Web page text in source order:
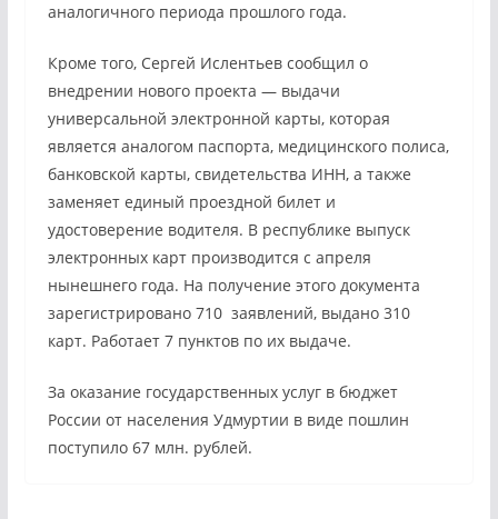
аналогичного периода прошлого года.
Кроме того, Сергей Ислентьев сообщил о
внедрении нового проекта — выдачи
универсальной электронной карты, которая
является аналогом паспорта, медицинского полиса,
банковской карты, свидетельства ИНН, а также
заменяет единый проездной билет и
удостоверение водителя. В республике выпуск
электронных карт производится с апреля
нынешнего года. На получение этого документа
зарегистрировано 710 заявлений, выдано 310
карт. Работает 7 пунктов по их выдаче.
За оказание государственных услуг в бюджет
России от населения Удмуртии в виде пошлин
поступило 67 млн. рублей.